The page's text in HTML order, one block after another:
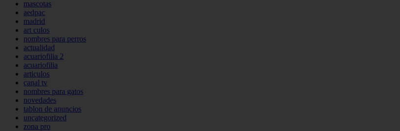
mascotas
aedpac
madrid
art culos
nombres para perros
actualidad
acuariofilia 2
acuariofilia
articulos
canal tv
nombres para gatos
novedades
tablon de anuncios
uncategorized
zona pro